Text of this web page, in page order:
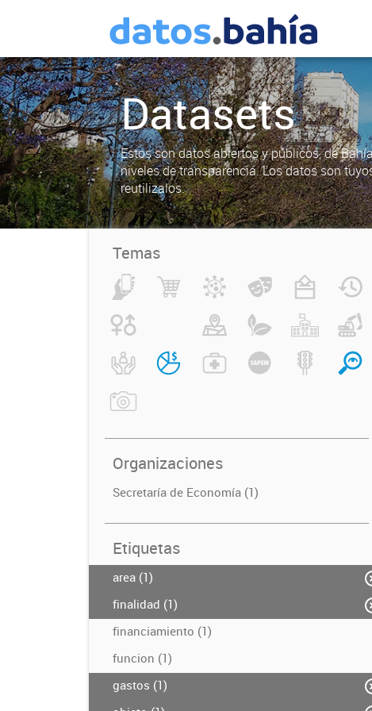
Datasets
Estos son datos abiertos y públicos, de
niveles de transparencia. Los datos son
reutilizalos.
Temas
Organizaciones
Secretaría de Economía (1)
Etiquetas
area (1)
finalidad (1)
financiamiento (1)
funcion (1)
gastos (1)